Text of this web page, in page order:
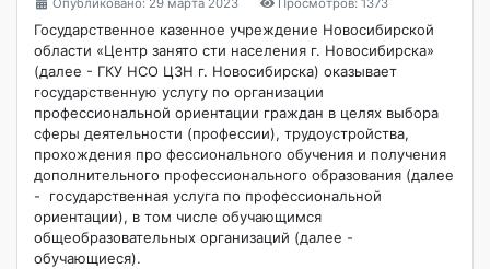
Государственное казенное учреждение Новосибирской
области «Центр занято­ сти населения г. Новосибирска»
(далее - ГКУ НСО ЦЗН г. Новосибирска) оказывает
государственную услугу по организации
профессиональной ориентации граждан в целях выбора
сферы деятельности (профессии), трудоустройства,
прохождения про­ фессиональноrо обучения и получения
дополнительного профессионального образования (далее
- государственная услуга по профессиональной
ориентации), в том числе обучающимся
общеобразовательных организаций (далее -
обучающиеся).